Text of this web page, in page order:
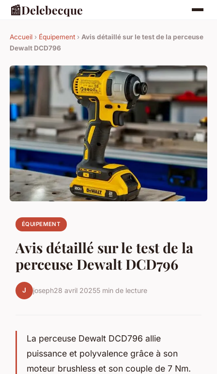
📰Delebecque
Accueil › Équipement › Avis détaillé sur le test de la perceuse
Dewalt DCD796
ÉQUIPEMENT
Avis détaillé sur le test de la
perceuse Dewalt DCD796
J joseph28 avril 20255 min de lecture
La perceuse Dewalt DCD796 allie
puissance et polyvalence grâce à son
moteur brushless et son couple de 7 Nm.